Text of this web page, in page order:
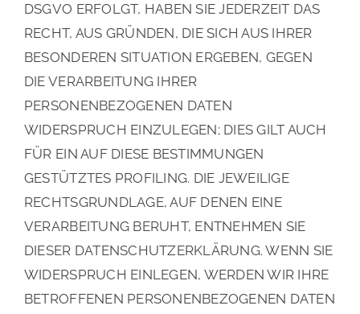
DSGVO ERFOLGT, HABEN SIE JEDERZEIT DAS
RECHT, AUS GRÜNDEN, DIE SICH AUS IHRER
BESONDEREN SITUATION ERGEBEN, GEGEN
DIE VERARBEITUNG IHRER
PERSONENBEZOGENEN DATEN
WIDERSPRUCH EINZULEGEN; DIES GILT AUCH
FÜR EIN AUF DIESE BESTIMMUNGEN
GESTÜTZTES PROFILING. DIE JEWEILIGE
RECHTSGRUNDLAGE, AUF DENEN EINE
VERARBEITUNG BERUHT, ENTNEHMEN SIE
DIESER DATENSCHUTZERKLÄRUNG. WENN SIE
WIDERSPRUCH EINLEGEN, WERDEN WIR IHRE
BETROFFENEN PERSONENBEZOGENEN DATEN